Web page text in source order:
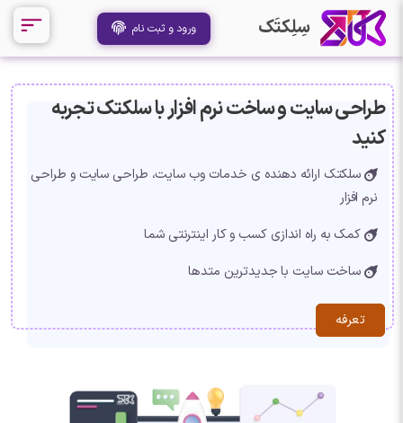
سِلِکتَک ورود و ثبت نام
طراحی سایت و ساخت نرم افزار با سلکتک تجربه
کنید
سلکتک ارائه دهنده ی خدمات وب سایت، طراحی سایت و طراحی
نرم افزار
کمک به راه اندازی کسب و کار اینترنتی شما
ساخت سایت با جدیدترین متدها
تعرفه